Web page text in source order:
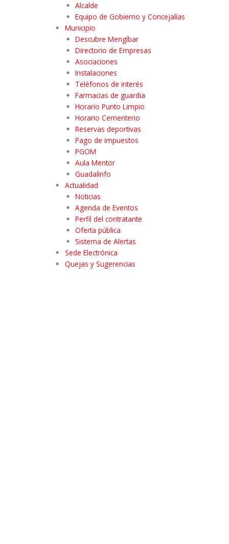
Alcalde
Equipo de Gobierno y Concejalías
Municipio
Descubre Mengíbar
Directorio de Empresas
Asociaciones
Instalaciones
Teléfonos de interés
Farmacias de guardia
Horario Punto Limpio
Horario Cementerio
Reservas deportivas
Pago de impuestos
PGOM
Aula Mentor
Guadalinfo
Actualidad
Noticias
Agenda de Eventos
Perfil del contratante
Oferta pública
Sistema de Alertas
Sede Electrónica
Quejas y Sugerencias